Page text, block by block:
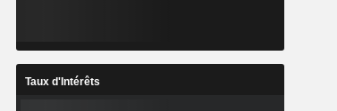
Taux d'Intérêts